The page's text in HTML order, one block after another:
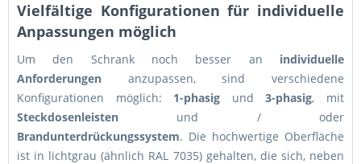
Vielfältige Konfigurationen für individuelle
Anpassungen möglich
Um den Schrank noch besser an individuelle
Anforderungen anzupassen, sind verschiedene
Konfigurationen möglich: 1-phasig und 3-phasig, mit
Steckdosenleisten und / oder
Brandunterdrückungssystem. Die hochwertige Oberfläche
ist in lichtgrau (ähnlich RAL 7035) gehalten, die sich, neben